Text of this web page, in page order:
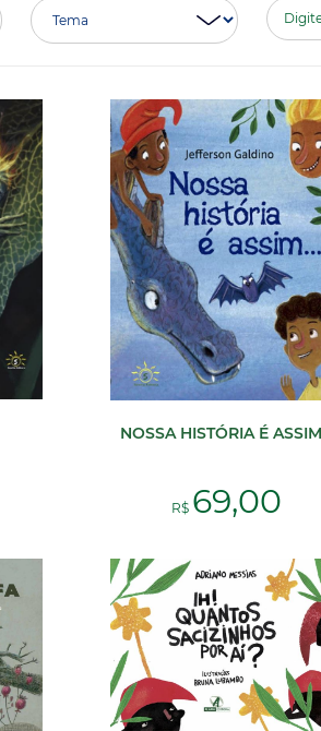
NOSSA HISTÓRIA É
R$ 69,00